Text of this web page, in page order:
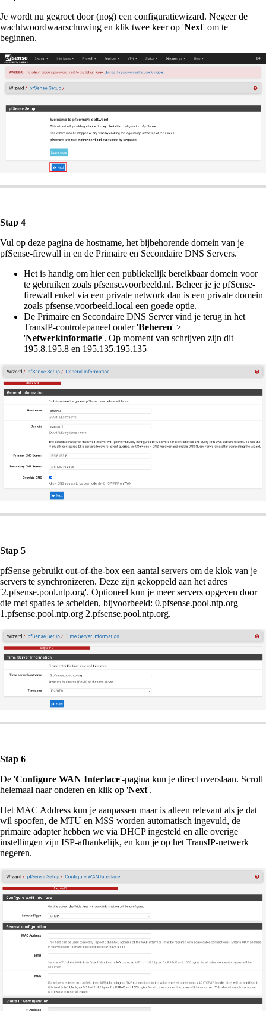
Je wordt nu gegroet door (nog) een configuratiewizard. Negeer de
wachtwoordwaarschuwing en klik twee keer op 'Next' om te
beginnen.
Stap 4
Vul op deze pagina de hostname, het bijbehorende domein van je
pfSense-firewall in en de Primaire en Secondaire DNS Servers.
Het is handig om hier een publiekelijk bereikbaar domein voor
te gebruiken zoals pfsense.voorbeeld.nl. Beheer je je pfSense-
firewall enkel via een private network dan is een private domein
zoals pfsense.voorbeeld.local een goede optie.
De Primaire en Secondaire DNS Server vind je terug in het
TransIP-controlepaneel onder 'Beheren' >
'Netwerkinformatie'. Op moment van schrijven zijn dit
195.8.195.8 en 195.135.195.135
Stap 5
pfSense gebruikt out-of-the-box een aantal servers om de klok van je
servers te synchronizeren. Deze zijn gekoppeld aan het adres
'2.pfsense.pool.ntp.org'. Optioneel kun je meer servers opgeven door
die met spaties te scheiden, bijvoorbeeld: 0.pfsense.pool.ntp.org
1.pfsense.pool.ntp.org 2.pfsense.pool.ntp.org.
Stap 6
De 'Configure WAN Interface'-pagina kun je direct overslaan. Scroll
helemaal naar onderen en klik op 'Next'.
Het MAC Address kun je aanpassen maar is alleen relevant als je dat
wil spoofen, de MTU en MSS worden automatisch ingevuld, de
primaire adapter hebben we via DHCP ingesteld en alle overige
instellingen zijn ISP-afhankelijk, en kun je op het TransIP-netwerk
negeren.